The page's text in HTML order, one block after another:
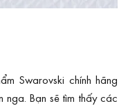
Swarovski chính hãng
nga. Bạn sẽ tìm thấy các